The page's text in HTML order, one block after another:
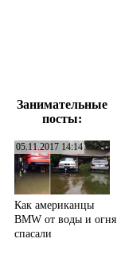
Занимательные
посты:
05.11.2017 14:14
Как американцы
BMW от воды и огня
спасали